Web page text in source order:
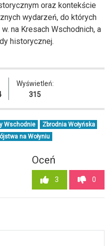
oraz kontekście
wydarzeń, do których
na Kresach Wschodnich, a
historycznej.
Wyświetleń:
315
Wschodnie
Zbrodnia Wołyńska
na Wołyniu
Oceń
3 0